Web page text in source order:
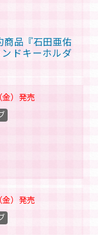
商品『石田亜佑
ドキーホルダ
） 発売
） 発売